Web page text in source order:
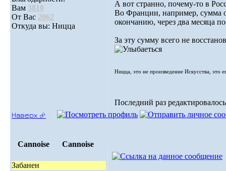
Вам 3810
От Вас 2062
Откуда вы: Ницца
А вот странно, почему-то в
Во Франции, например, сумма
окончанию, через два месяца
За эту сумму всего не
Ницца, это не произведение Искусства, это
Последний раз
Наверх ⮵
Cannoise Cannoise
Забанен